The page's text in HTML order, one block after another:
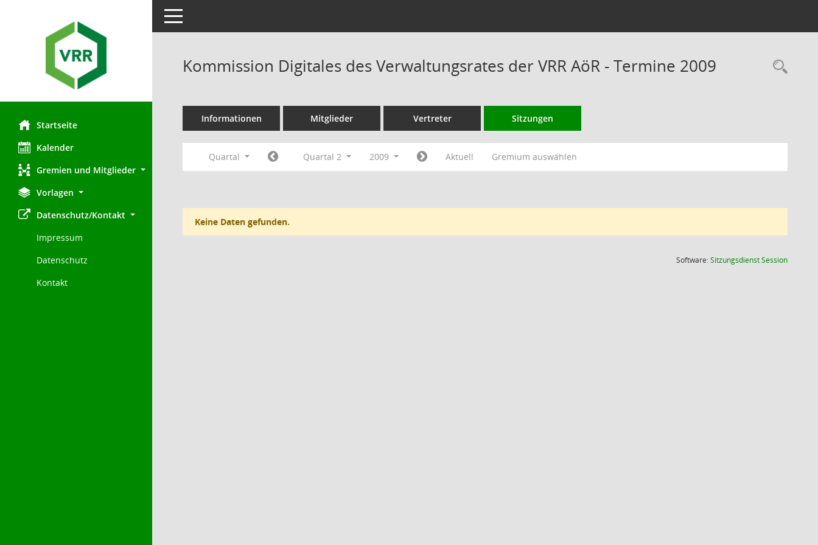
Startseite
Kalender
Gremien und Mitglieder
Vorlagen
Datenschutz/Kontakt
Impressum
Datenschutz
Kontakt
Toggle navigation
Kommission Digitales des Verwaltungsrates der VRR AöR - Termine 2009
Informationen Mitglieder Vertreter Sitzungen
Quartal Quartal 2 2009 Aktuell Gremium auswählen
Keine Daten gefunden.
Software:SitzungsdienstSession(Wird in